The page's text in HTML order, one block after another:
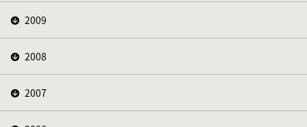
2009
2008
2007